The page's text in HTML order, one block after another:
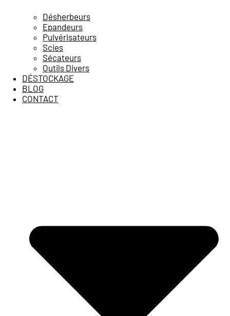
Désherbeurs
Epandeurs
Pulvérisateurs
Scies
Sécateurs
Outils Divers
DÉSTOCKAGE
BLOG
CONTACT